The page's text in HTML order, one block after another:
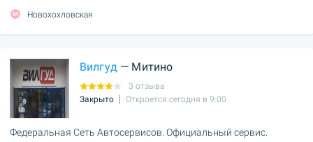
Новохохловская
Вилгуд — Митино
3 отзыва
Закрыто
Откроется сегодня в 9:00
Федеральная Сеть Автосервисов. Официальный сервис.